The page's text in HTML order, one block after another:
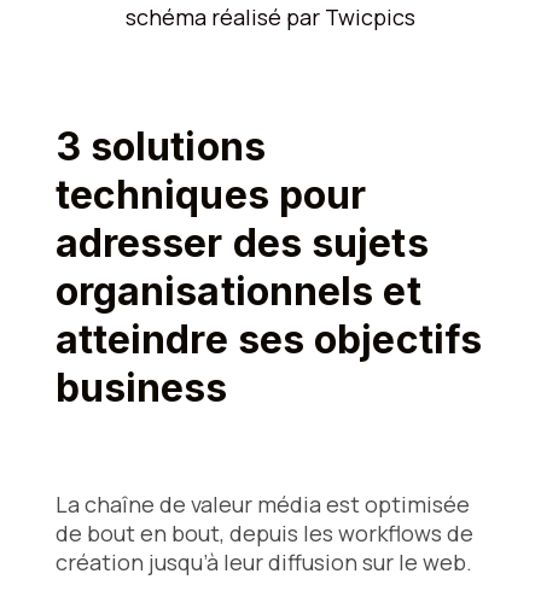
schéma réalisé par Twicpics
3 solutions
techniques pour
adresser des sujets
organisationnels et
atteindre ses objectifs
business
La chaîne de valeur média est optimisée
de bout en bout, depuis les workflows de
création jusqu’à leur diffusion sur le web.